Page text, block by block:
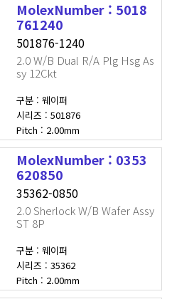
MolexNumber : 5018
761240
501876-1240
2.0 W/B Dual R/A Plg Hsg As
sy 12Ckt
구분 : 웨이퍼
시리즈 : 501876
Pitch : 2.00mm
MolexNumber : 0353
620850
35362-0850
2.0 Sherlock W/B Wafer Assy
ST 8P
구분 : 웨이퍼
시리즈 : 35362
Pitch : 2.00mm